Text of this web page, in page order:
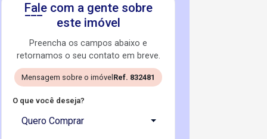
Fale com a gente sobre
este imóvel
Preencha os campos abaixo e
retornamos o seu contato em breve.
Mensagem sobre o imóvel Ref. 832481
O que você deseja?
Quero Comprar